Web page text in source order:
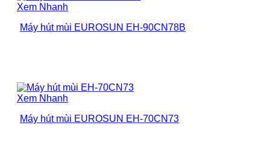
Xem Nhanh
Máy hút mùi EUROSUN EH-90CN78B
Xem Nhanh
Máy hút mùi EUROSUN EH-70CN73